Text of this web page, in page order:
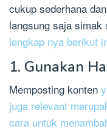
cukup sederhana
langsung saja simak
lengkap nya berikut
1. Gunakan
Memposting konten
juga relevant
cara untuk